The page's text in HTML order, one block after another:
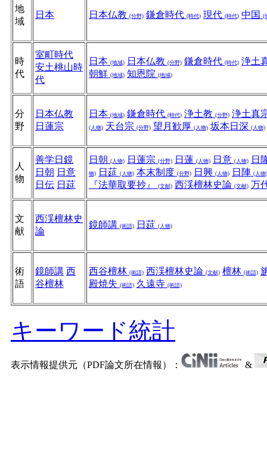
地
域
日本 日本仏教 (分野) 鎌倉時代 (時代) 現代 (時代) 中国 (
時
代
室町時代
安土桃山時
代
日本 (地域) 日本仏教 (分野) 鎌倉時代 (時代) 浄土
朝鮮 (地域) 知恩院 (地域)
分
野
日本仏教
日蓮宗
日本 (地域) 鎌倉時代 (時代) 浄土教 (分野) 浄土真
(人物) 天台宗 (分野) 望月歓厚 (人物) 坂本日深 (人物)
人
物
善学日鏡
日朝 日意
日伝 日莚
日朝 (人物) 日蓮宗 (分野) 日蓮 (人物) 日意 (人物) 日
物) 日莚 (人物) 本末制度 (分野) 日興 (人物) 日陣 (人物)
『法華取要抄』 (文献) 西渓檀林史論 (文献) 万
文
献
西渓檀林史
論
鏡師講 (術語) 日莚 (人物)
術
語
鏡師講 西
谷檀林
西谷檀林 (術語) 西渓檀林史論 (文献) 檀林 (術語)
殿焼失 (術語) 久遠寺 (術語)
キーワード統計
表示情報提供元（PDF論文所在情報）： &